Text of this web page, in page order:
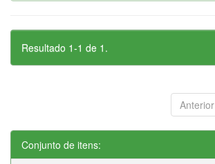
Resultado 1-1 de 1.
Anterior
Conjunto de itens: